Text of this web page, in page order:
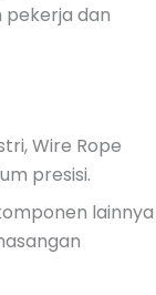
pekerja dan
Wire Rope
presisi.
lainnya